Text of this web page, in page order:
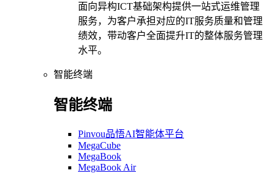
面向异构ICT基础架构提供一站式运维管理
服务，为客户承担对应的IT服务质量和管理
绩效，带动客户全面提升IT的整体服务管理
水平。
智能终端
智能终端
Pinvou品悟AI智能体平台
MegaCube
MegaBook
MegaBook Air